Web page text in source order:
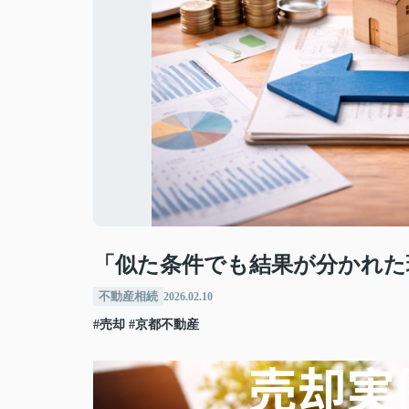
「似た条件でも結果が分かれ
不動産相続 2026.02.10
#売却 #京都不動産